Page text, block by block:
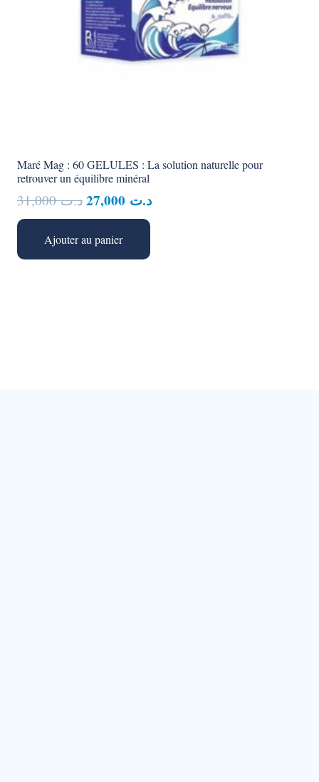
Maré Mag : 60 GELULES : La solution naturelle pour
retrouver un équilibre minéral
د.ت31,000
Le
prix
initial
était :
د.تLe
Ajouter au panier